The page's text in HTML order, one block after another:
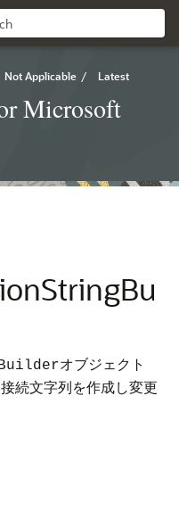
Not Applicable / Latest
Microsoft
オブジェクト
続文字列を作成し変更